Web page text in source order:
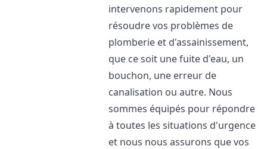
intervenons rapidement pour
résoudre vos problèmes de
plomberie et d'assainissement,
que ce soit une fuite d'eau, un
bouchon, une erreur de
canalisation ou autre. Nous
sommes équipés pour répondre
à toutes les situations d'urgence
et nous nous assurons que vos